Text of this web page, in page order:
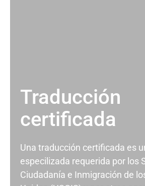
Traducción
certificada
Una traducción certificada es
especilizada requerida por los
Ciudadanía e Inmigración de